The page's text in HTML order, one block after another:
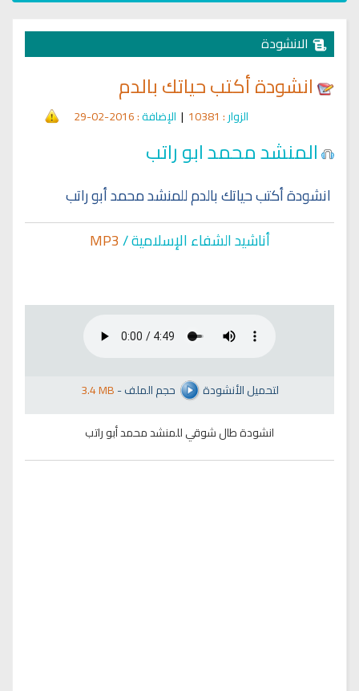
الانشودة
انشودة أكتب حياتك بالدم
الزوار: 10381
| الإضافة: 2016-02-29
المنشد محمد ابو راتب
انشودة أكتب حياتك بالدم للمنشد محمد أبو راتب
أناشيد الشفاء الإسلامية /MP3
3.4 MB- لتحميل الأنشودة حجم الملف
انشودة طال شوقي للمنشد محمد أبو راتب